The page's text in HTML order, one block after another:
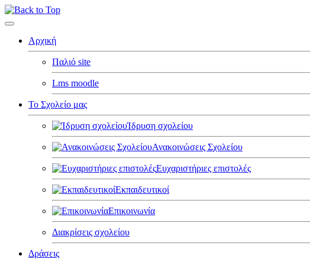
Αρχική
Παλιό site
Lms moodle
Το Σχολείο μας
Ίδρυση σχολείου
Ανακοινώσεις Σχολείου
Ευχαριστήριες επιστολές
Εκπαιδευτικοί
Επικοινωνία
Διακρίσεις σχολείου
Δράσεις